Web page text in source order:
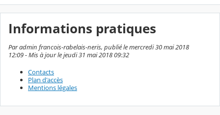
Informations pratiques
Par admin francois-rabelais-neris, publié le mercredi 30 mai 2018
12:09 - Mis à jour le jeudi 31 mai 2018 09:32
Contacts
Plan d'accès
Mentions légales